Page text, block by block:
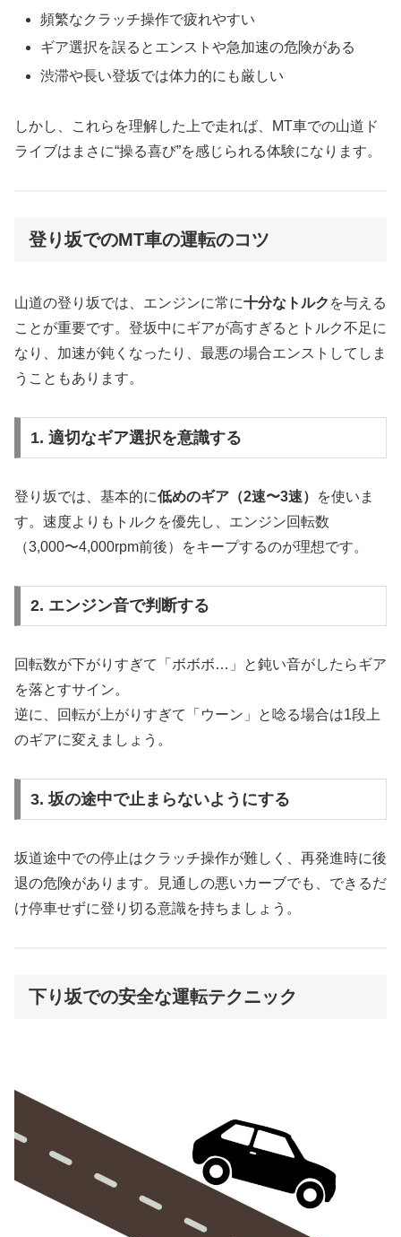
頻繁なクラッチ操作で疲れやすい
ギア選択を誤るとエンストや急加速の危険がある
渋滞や長い登坂では体力的にも厳しい
しかし、これらを理解した上で走れば、MT車での山道ド
ライブはまさに“操る喜び”を感じられる体験になります。
登り坂でのMT車の運転のコツ
山道の登り坂では、エンジンに常に十分なトルク を与える
ことが重要です。登坂中にギアが高すぎるとトルク不足に
なり、加速が鈍くなったり、最悪の場合エンストしてしま
うこともあります。
1. 適切なギア選択を意識する
登り坂では、基本的に低めのギア（2速〜3速）
を使いま
す。速度よりもトルクを優先し、エンジン回転数
（3,000〜4,000rpm前後）をキープするのが理想です。
2. エンジン音で判断する
回転数が下がりすぎて「ボボボ…」と鈍い音がしたらギア
を落とすサイン。
逆に、回転が上がりすぎて「ウーン」と唸る場合は1段上
のギアに変えましょう。
3. 坂の途中で止まらないようにする
坂道途中での停止はクラッチ操作が難しく、再発進時に後
退の危険があります。見通しの悪いカーブでも、できるだ
け停車せずに登り切る意識を持ちましょう。
下り坂での安全な運転テクニック